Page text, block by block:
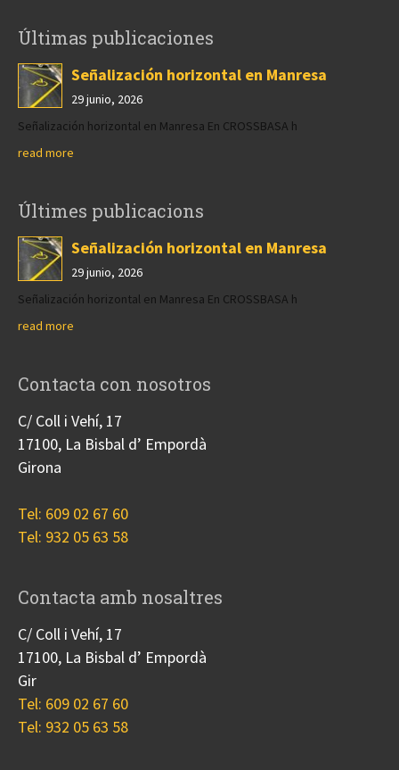
Últimas publicaciones
Señalización horizontal en Manresa
29 junio, 2026
Señalización horizontal en Manresa En CROSSBASA h
read more
Últimes publicacions
Señalización horizontal en Manresa
29 junio, 2026
Señalización horizontal en Manresa En CROSSBASA h
read more
Contacta con nosotros
C/ Coll i Vehí, 17
17100, La Bisbal d’ Empordà
Girona
Tel: 609 02 67 60
Tel: 932 05 63 58
Contacta amb nosaltres
C/ Coll i Vehí, 17
17100, La Bisbal d’ Empordà
Gir
Tel: 609 02 67 60
Tel: 932 05 63 58